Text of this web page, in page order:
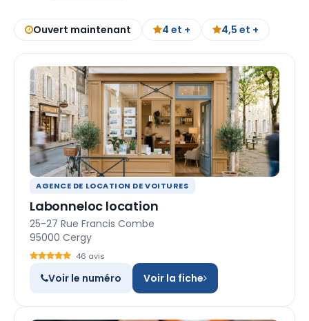
Ouvert maintenant 4 et + 4,5 et +
AGENCE DE LOCATION DE VOITURES
Labonneloc location
25-27 Rue Francis Combe
95000 Cergy
46 avis
Voir le numéro Voir la fiche